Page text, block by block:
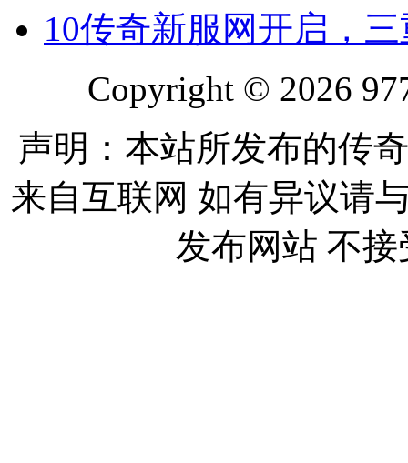
10传奇新服网开启，
Copyright © 2026
声明：本站所发布的传
来自互联网 如有异议请
发布网站 不